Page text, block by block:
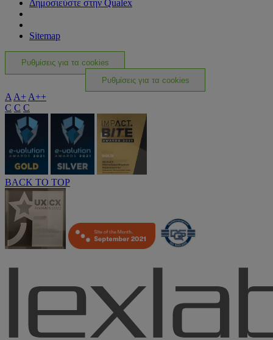
Δημοσιεύστε στην Qualex
Sitemap
Ρυθμίσεις για τα cookies
Ρυθμίσεις για τα cookies
A A+ A++
C C C
BACK TO TOP